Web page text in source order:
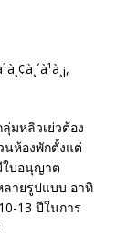
มหลิวเย่วต้อง
นห้องพักตั้งแต่
ใบอนุญาต
ลายรูปแบบ อาทิ
13 ปีในการ